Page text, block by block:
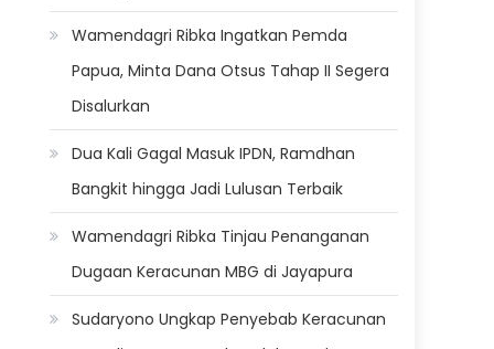
Wamendagri Ribka Ingatkan Pemda
Papua, Minta Dana Otsus Tahap II Segera
Disalurkan
Dua Kali Gagal Masuk IPDN, Ramdhan
Bangkit hingga Jadi Lulusan Terbaik
Wamendagri Ribka Tinjau Penanganan
Dugaan Keracunan MBG di Jayapura
Sudaryono Ungkap Penyebab Keracunan